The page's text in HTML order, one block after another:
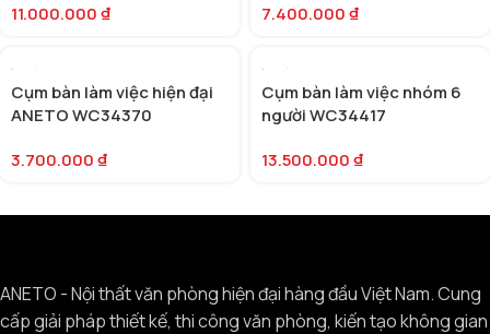
11.000.000₫
7.400.000₫
Cụm bàn làm việc hiện đại
ANETO WC34370
3.700.000₫
Cụm bàn làm việc nhóm 6
người WC34417
13.500.000₫
ANETO - Nội thất văn phòng hiện đại hàng đầu Việt Nam. Cung
cấp giải pháp thiết kế, thi công văn phòng, kiến tạo không gian